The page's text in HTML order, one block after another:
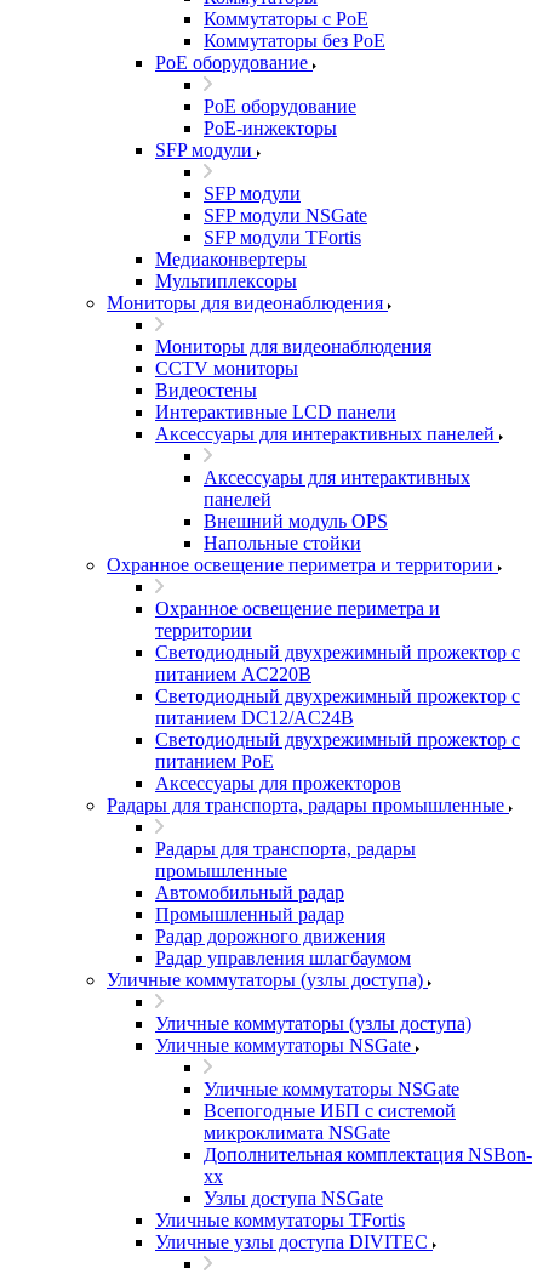
Коммутаторы с PoE
Коммутаторы без PoE
PoE оборудование
PoE оборудование
PoE-инжекторы
SFP модули
SFP модули
SFP модули NSGate
SFP модули TFortis
Медиаконвертеры
Мультиплексоры
Мониторы для видеонаблюдения
Мониторы для видеонаблюдения
CCTV мониторы
Видеостены
Интерактивные LCD панели
Аксессуары для интерактивных панелей
Аксессуары для интерактивных
панелей
Внешний модуль OPS
Напольные стойки
Охранное освещение периметра и территории
Охранное освещение периметра и
территории
Светодиодный двухрежимный прожектор с
питанием AC220В
Светодиодный двухрежимный прожектор с
питанием DC12/AC24В
Светодиодный двухрежимный прожектор с
питанием PoE
Аксессуары для прожекторов
Радары для транспорта, радары промышленные
Радары для транспорта, радары
промышленные
Автомобильный радар
Промышленный радар
Радар дорожного движения
Радар управления шлагбаумом
Уличные коммутаторы (узлы доступа)
Уличные коммутаторы (узлы доступа)
Уличные коммутаторы NSGate
Уличные коммутаторы NSGate
Всепогодные ИБП с системой
микроклимата NSGate
Дополнительная комплектация NSBon-
xx
Узлы доступа NSGate
Уличные коммутаторы TFortis
Уличные узлы доступа DIVITEC